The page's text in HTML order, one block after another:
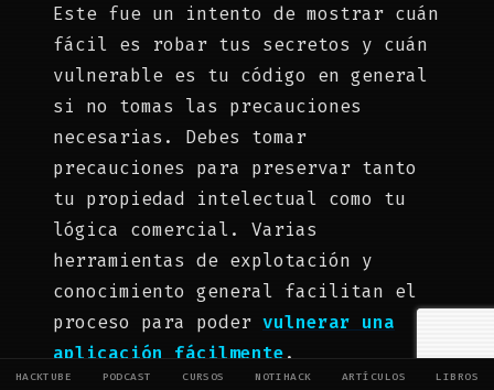
HACKTUBE PODCAST CURSOS NOTIHACK ARTÍCULOS LIBROS
Este fue un intento de mostrar cuán
fácil es robar tus secretos y cuán
vulnerable es tu código en general
si no tomas las precauciones
necesarias. Debes tomar
precauciones para preservar tanto
tu propiedad intelectual como tu
lógica comercial. Varias
herramientas de explotación y
conocimiento general facilitan el
proceso para poder vulnerar una
aplicación fácilmente.